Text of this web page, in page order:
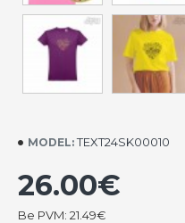
MODEL: TEXT24SK00010
26.00€
Be PVM: 21.49€